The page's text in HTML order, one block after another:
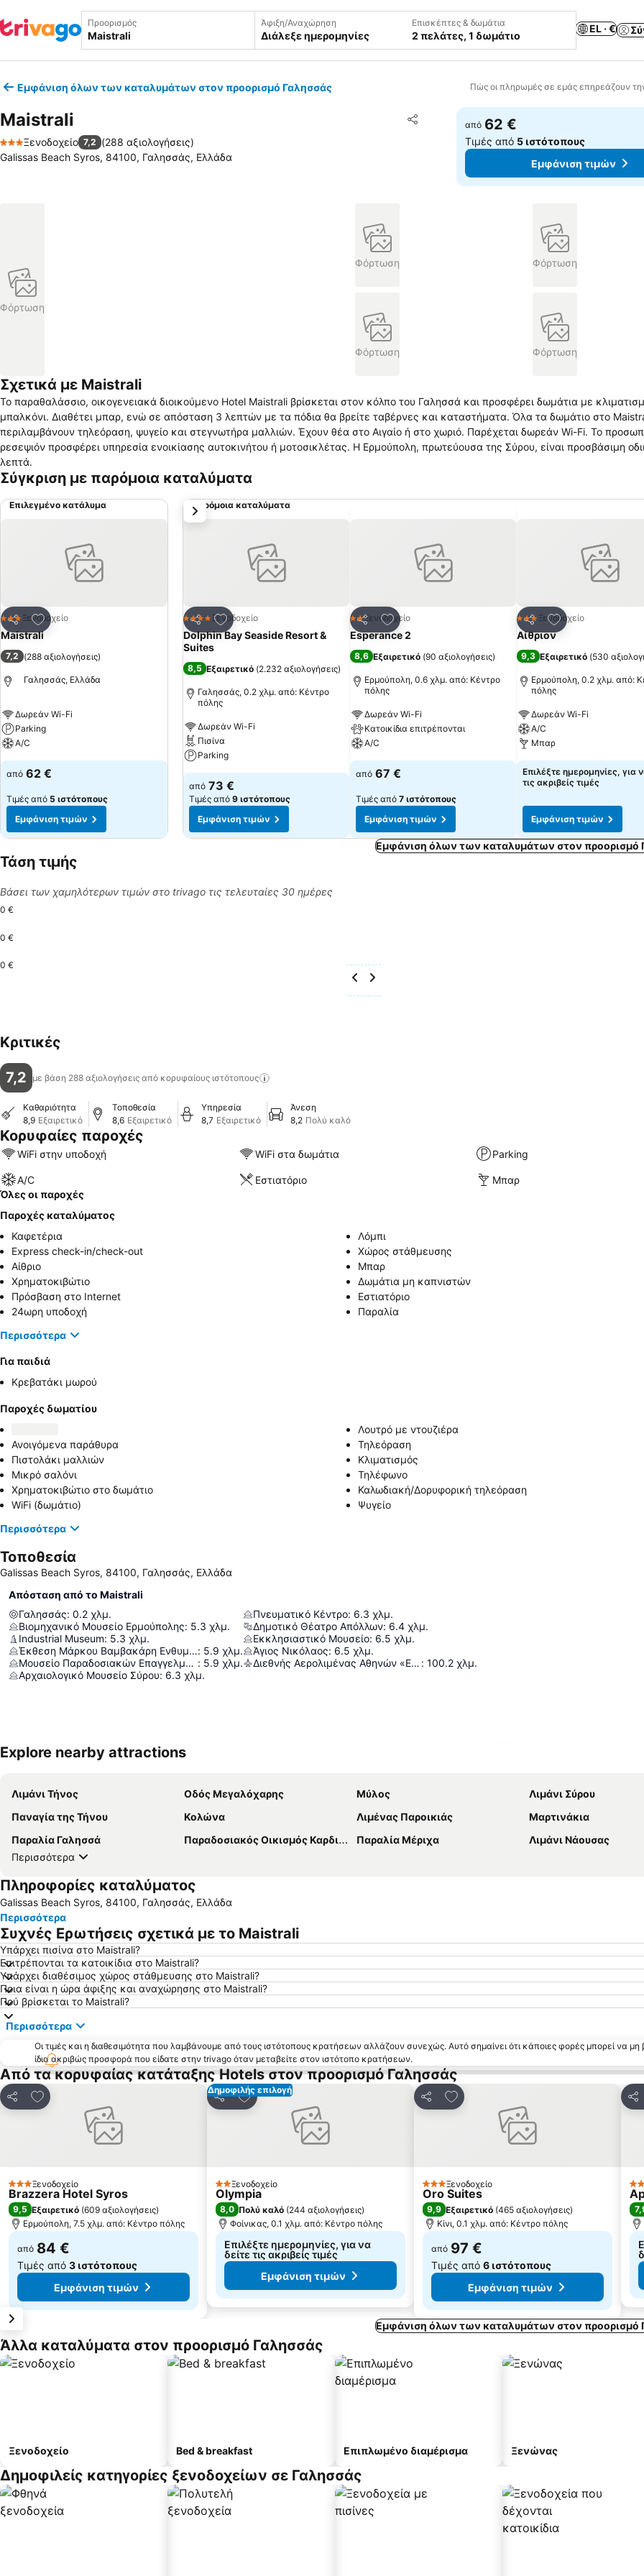
Προορισμός Άφιξη/Αναχώρηση
Διάλεξε ημερομηνίες
Επισκέπτες & δωμάτια
2 πελάτες, 1 δωμάτιο
EL · €
Εμφάνιση όλων των καταλυμάτων στον προορισμό Γαλησσάς Πώς οι πληρωμές σε εμάς επηρεάζουν
Maistrali Κοινοποίηση
Προσθήκη στα αγαπημένα
3 Αστέρια
Ξενοδοχείο 7,2 (288 αξιολογήσεις)
Galissas Beach Syros, 84100, Γαλησσάς, Ελλάδα
από 62 €
Τιμές από 5 ιστότοπους
Εμφάνιση τιμών
Φόρτωση
Φόρτωση Φόρτωση
Φόρτωση Φόρτωση
Σχετικά με Maistrali
Το παραθαλάσσιο, οικογενειακά διοικούμενο Hotel Maistrali βρίσκεται στον κόλπο του Γαλησσά και προσφέρει δωμάτια με
μπαλκόνι. Διαθέτει μπαρ, ενώ σε απόσταση 3 λεπτών με τα πόδια θα βρείτε ταβέρνες και καταστήματα. Όλα τα δωμάτιο στο Maistrali
περιλαμβάνουν τηλεόραση, ψυγείο και στεγνωτήρα μαλλιών. Έχουν θέα στο Αιγαίο ή στο χωριό. Παρέχεται δωρεάν Wi-Fi. Το προσωπικό της
ρεσεψιόν προσφέρει υπηρεσία ενοικίασης αυτοκινήτου ή μοτοσικλέτας. Η Ερμούπολη, πρωτεύουσα της Σύρου, είναι προσβάσιμη
λεπτά.
Σύγκριση με παρόμοια καταλύματα
Επιλεγμένο κατάλυμα
Κοινοποίηση
Προσθήκη στα αγαπημένα
3 ΑστέριαΞενοδοχείο
Maistrali
7,2 (288 αξιολογήσεις)
Γαλησσάς, Ελλάδα
Δωρεάν Wi-Fi
Parking
A/C
από 62 €
Τιμές από 5 ιστότοπους
Εμφάνιση τιμών
Παρόμοια καταλύματα
Κοινοποίηση
Προσθήκη στα αγαπημένα
4 ΑστέριαΞενοδοχείο
Dolphin Bay Seaside Resort &
Suites
8,5 Εξαιρετικό (2.232 αξιολογήσεις)
Γαλησσάς, 0.2 χλμ. από: Κέντρο
πόλης
Δωρεάν Wi-Fi
Πισίνα
Parking
από 73 €
Τιμές από 9 ιστότοπους
Εμφάνιση τιμών
Κοινοποίηση
Προσθήκη στα αγαπημένα
2 Αστέρια
Ξενοδοχείο
Esperance 2
8,6 Εξαιρετικό (90 αξιολογήσεις)
Ερμούπολη, 0.6 χλμ. από: Κέντρο
πόλης
Δωρεάν Wi-Fi
Κατοικίδια επιτρέπονται
A/C
από 67 €
Τιμές από 7 ιστότοπους
Εμφάνιση τιμών
Κοινοποίηση
Προσθήκη στα
3 ΑστέριαΞενοδοχείο
Αίθριον
9,3 Εξαιρετικό (530
Ερμούπολη, 0.2 χλμ. από:
πόλης
Δωρεάν Wi-Fi
A/C
Μπαρ
Επιλέξτε ημερομηνίες, για
τις ακριβείς τιμές
Εμφάνιση τιμών
επόμενο
Εμφάνιση όλων των καταλυμάτων στον προορισμό
Τάση τιμής
Βάσει των χαμηλότερων τιμών στο trivago τις τελευταίες 30 ημέρες
0 €
0 €
0 €
Κριτικές
7,2 με βάση 288 αξιολογήσεις από κορυφαίους ιστότοπους
Καθαριότητα
8,9 Εξαιρετικό
Τοποθεσία
8,6 Εξαιρετικό
Υπηρεσία
8,7 Εξαιρετικό
Άνεση
8,2 Πολύ καλό
Κορυφαίες παροχές
WiFi στην υποδοχή WiFi στα δωμάτια Parking
A/C Εστιατόριο
Μπαρ
Όλες οι παροχές
Παροχές καταλύματος
Καφετέρια
Λόμπι
Express check-in/check-out
Χώρος στάθμευσης
Αίθριο
Μπαρ
Χρηματοκιβώτιο
Δωμάτια μη καπνιστών
Πρόσβαση στο Internet
Εστιατόριο
24ωρη υποδοχή
Παραλία
Περισσότερα
Για παιδιά
Κρεβατάκι μωρού
Παροχές δωματίου
Λουτρό με ντουζιέρα
Ανοιγόμενα παράθυρα
Τηλεόραση
Πιστολάκι μαλλιών
Κλιματισμός
Μικρό σαλόνι
Τηλέφωνο
Χρηματοκιβώτιο στο δωμάτιο
Καλωδιακή/Δορυφορική τηλεόραση
WiFi (δωμάτιο)
Ψυγείο
Περισσότερα
Τοποθεσία
Galissas Beach Syros, 84100, Γαλησσάς, Ελλάδα
Απόσταση από το Maistrali
Γαλησσάς: 0.2 χλμ.
Βιομηχανικό Μουσείο Ερμούπολης: 5.3 χλμ.
Industrial Museum: 5.3 χλμ.
Έκθεση Μάρκου Βαμβακάρη Ενθυμήματα: 5.9 χλμ.
Μουσείο Παραδοσιακών Επαγγελμάτων : 5.9 χλμ.
Αρχαιολογικό Μουσείο Σύρου: 6.3 χλμ.
Πνευματικό Κέντρο: 6.3 χλμ.
Δημοτικό Θέατρο Απόλλων: 6.4 χλμ.
Εκκλησιαστικό Μουσείο: 6.5 χλμ.
Άγιος Νικόλαος: 6.5 χλμ.
Διεθνής Αερολιμένας Αθηνών «Ελευθέριος Βενιζέλος» : 100.2 χλμ.
Explore nearby attractions
Λιμάνι Τήνος Οδός Μεγαλόχαρης Μύλος
Λιμάνι Σύρου
Παναγία της Τήνου
Κολώνα Λιμένας Παροικιάς
Μαρτινάκια
Παραλία Γαλησσά
Παραδοσιακός Οικισμός Καρδιανής Παραλία Μέριχα
Λιμάνι Νάουσας
Περισσότερα
Πληροφορίες καταλύματος
Galissas Beach Syros, 84100, Γαλησσάς, Ελλάδα
Περισσότερα
Συχνές Ερωτήσεις σχετικά με το Maistrali
Υπάρχει πισίνα στο Maistrali?
Επιτρέπονται τα κατοικίδια στο Maistrali?
Υπάρχει διαθέσιμος χώρος στάθμευσης στο Maistrali?
Ποια είναι η ώρα άφιξης και αναχώρησης στο Maistrali?
Πού βρίσκεται το Maistrali?
Περισσότερα
Οι τιμές και η διαθεσιμότητα που λαμβάνουμε από τους ιστότοπους κρατήσεων αλλάζουν συνεχώς. Αυτό σημαίνει ότι κάποιες φορές μπορεί να μη
ίδια ακριβώς προσφορά που είδατε στην trivago όταν μεταβείτε στον ιστότοπο κρατήσεων.
Από τα κορυφαίας κατάταξης Hotels στον προορισμό Γαλησσάς
Κοινοποίηση
Προσθήκη στα αγαπημένα
3 ΑστέριαΞενοδοχείο
Brazzera Hotel Syros
9,5 Εξαιρετικό (609 αξιολογήσεις)
Ερμούπολη, 7.5 χλμ. από: Κέντρο πόλης
από 84 €
Τιμές από 3 ιστότοπους
Εμφάνιση τιμών
Δημοφιλής επιλογή
Κοινοποίηση
Προσθήκη στα αγαπημένα
2 Αστέρια
Ξενοδοχείο
Olympia
8,0 Πολύ καλό (244 αξιολογήσεις)
Φοίνικας, 0.1 χλμ. από: Κέντρο πόλης
Επιλέξτε ημερομηνίες, για να
δείτε τις ακριβείς τιμές
Εμφάνιση τιμών
Κοινοποίηση
Προσθήκη στα αγαπημένα
3 ΑστέριαΞενοδοχείο
Oro Suites
9,9 Εξαιρετικό (465 αξιολογήσεις)
Κίνι, 0.1 χλμ. από: Κέντρο πόλης
από 97 €
Τιμές από 6 ιστότοπους
Εμφάνιση τιμών
2
Εμφάνιση όλων των καταλυμάτων στον προορισμό
Άλλα καταλύματα στον προορισμό Γαλησσάς
Ξενοδοχείο Bed & breakfast Επιπλωμένο διαμέρισμα Ξενώνας
Δημοφιλείς κατηγορίες ξενοδοχείων σε Γαλησσάς